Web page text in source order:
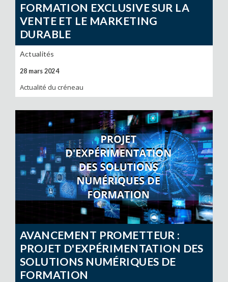
FORMATION EXCLUSIVE SUR LA
VENTE ET LE MARKETING
DURABLE
Actualités
28 mars 2024
Actualité du créneau
AVANCEMENT PROMETTEUR :
PROJET D'EXPÉRIMENTATION DES
SOLUTIONS NUMÉRIQUES DE
FORMATION